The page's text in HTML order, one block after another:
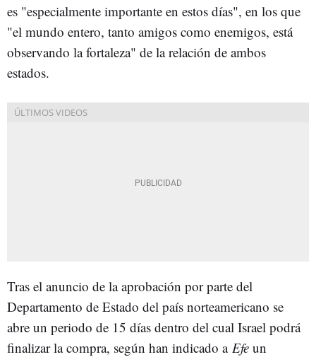
es "especialmente importante en estos días", en los que
"el mundo entero, tanto amigos como enemigos, está
observando la fortaleza" de la relación de ambos
estados.
Tras el anuncio de la aprobación por parte del
Departamento de Estado del país norteamericano se
abre un periodo de 15 días dentro del cual Israel podrá
finalizar la compra, según han indicado a Efe un